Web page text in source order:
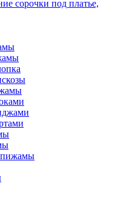
сорочки под платье,
пижамы